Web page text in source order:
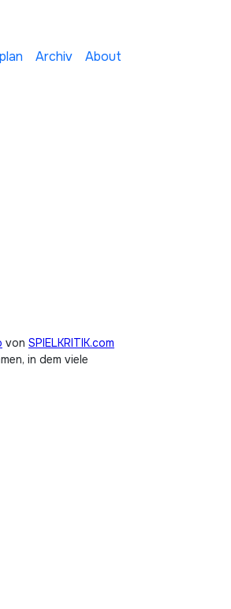
Archiv About
von SPIELKRITIK.com
in dem viele